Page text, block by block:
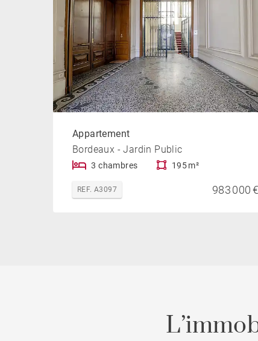
Appartement
Bordeaux - Jardin Public
3 chambres 195 m²
REF. A3097 983 000 €